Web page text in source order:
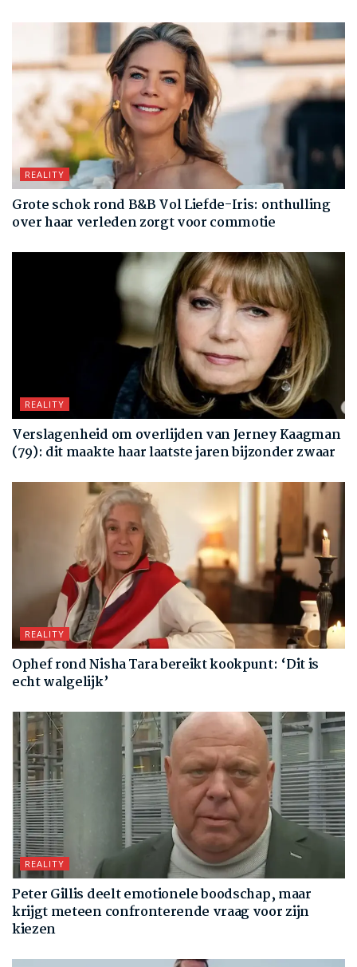
REALITY
Grote schok rond B&B Vol Liefde-Iris: onthulling
over haar verleden zorgt voor commotie
REALITY
Verslagenheid om overlijden van Jerney Kaagman
(79): dit maakte haar laatste jaren bijzonder zwaar
REALITY
Ophef rond Nisha Tara bereikt kookpunt: ‘Dit is
echt walgelijk’
REALITY
Peter Gillis deelt emotionele boodschap, maar
krijgt meteen confronterende vraag voor zijn
kiezen